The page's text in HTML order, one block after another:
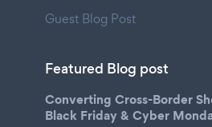
Guest Blog Post
Featured Blog post
Converting Cross-Border
Black Friday & Cyber